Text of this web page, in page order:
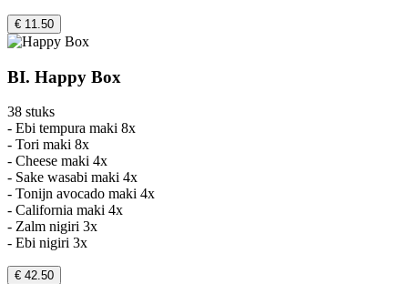
€ 11.50
BI. Happy Box
38 stuks
- Ebi tempura maki 8x
- Tori maki 8x
- Cheese maki 4x
- Sake wasabi maki 4x
- Tonijn avocado maki 4x
- California maki 4x
- Zalm nigiri 3x
- Ebi nigiri 3x
€ 42.50